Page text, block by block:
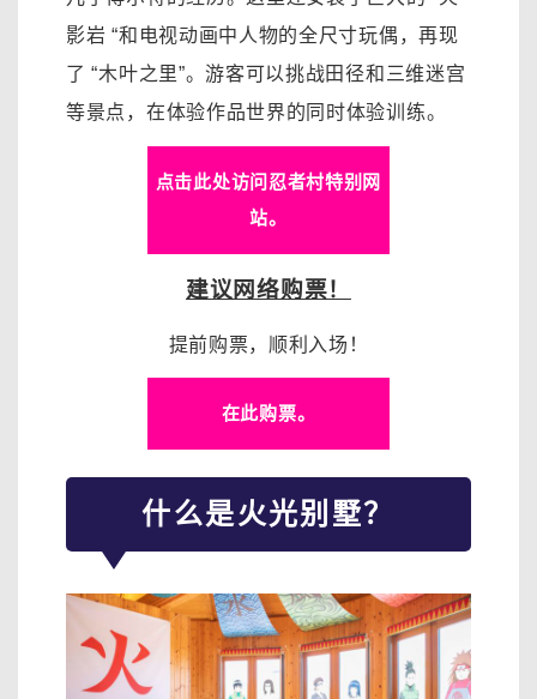
影岩 “和电视动画中人物的全尺寸玩偶，再现
了 “木叶之里”。游客可以挑战田径和三维迷宫
等景点，在体验作品世界的同时体验训练。
点击此处访问忍者村特别网
站。
建议网络购票！
提前购票，顺利入场！
在此购票。
什么是火光别墅？